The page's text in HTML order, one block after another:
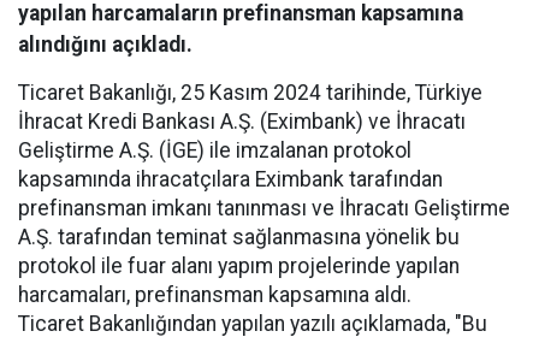
yapılan harcamaların prefinansman kapsamına
alındığını açıkladı.
Ticaret Bakanlığı, 25 Kasım 2024 tarihinde, Türkiye
İhracat Kredi Bankası A.Ş. (Eximbank) ve İhracatı
Geliştirme A.Ş. (İGE) ile imzalanan protokol
kapsamında ihracatçılara Eximbank tarafından
prefinansman imkanı tanınması ve İhracatı Geliştirme
A.Ş. tarafından teminat sağlanmasına yönelik bu
protokol ile fuar alanı yapım projelerinde yapılan
harcamaları, prefinansman kapsamına aldı.
Ticaret Bakanlığından yapılan yazılı açıklamada, "Bu